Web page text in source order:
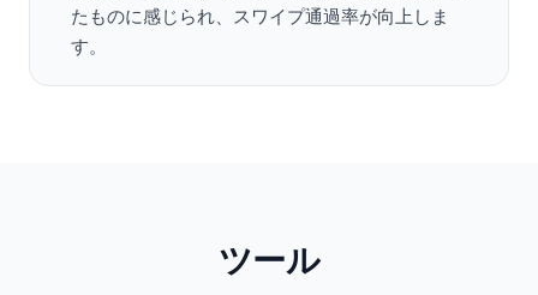
たものに感じられ、スワイプ通過率が向上しま
す。
ツール